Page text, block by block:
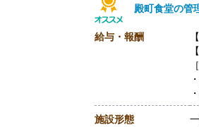
殿町食堂の管
給与・報酬
施設形態